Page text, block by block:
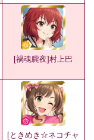
[禍魂朧夜]村上巴
[ときめき☆ネコチャ